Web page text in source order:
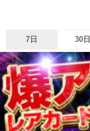
7日 30日